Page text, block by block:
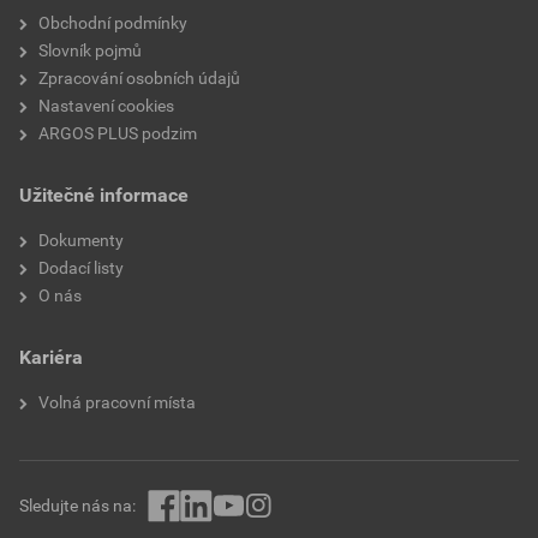
Obchodní podmínky
Slovník pojmů
Zpracování osobních údajů
Nastavení cookies
ARGOS PLUS podzim
Užitečné informace
Dokumenty
Dodací listy
O nás
Kariéra
Volná pracovní místa
Sledujte nás na: